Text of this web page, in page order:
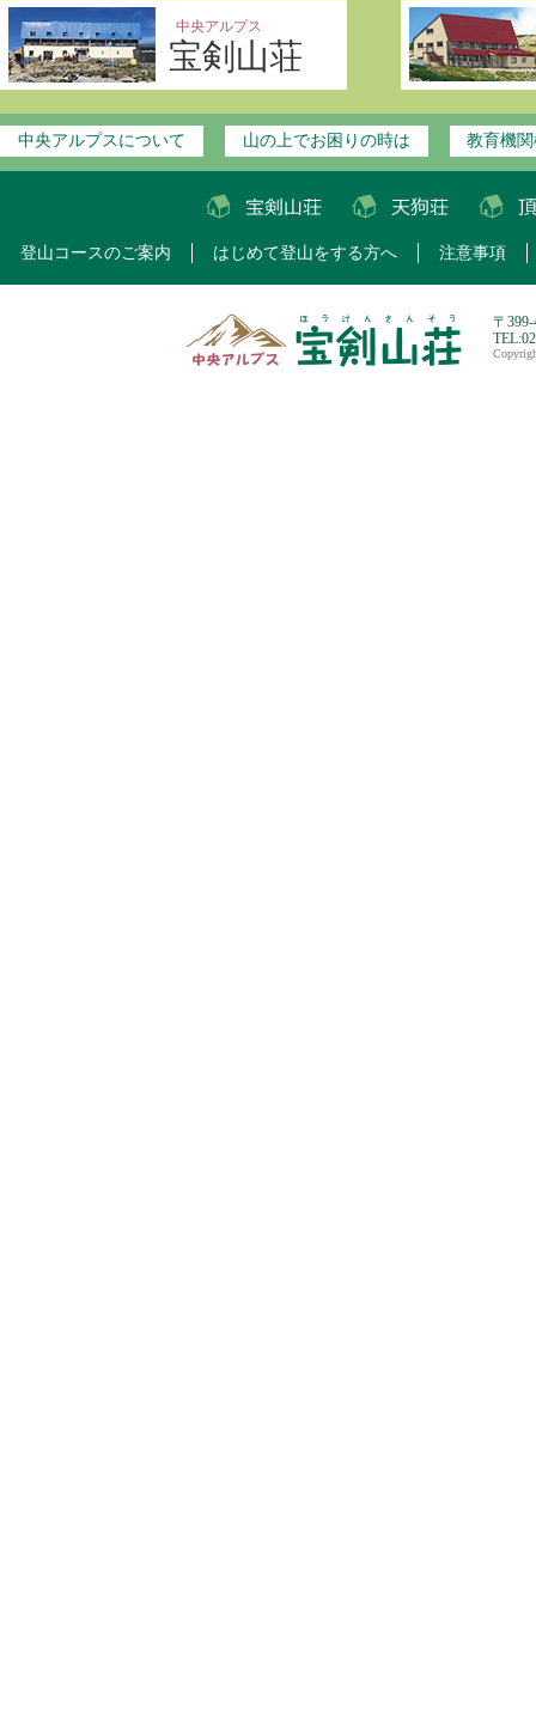
中央アルプス
宝剣山荘
中央アルプスについて 山の上でお困りの時は 教育機
登山コースのご案内 はじめて登山をする方へ 注意事項
〒